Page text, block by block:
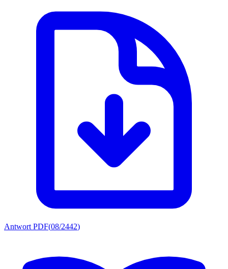
Antwort PDF(08/2442)